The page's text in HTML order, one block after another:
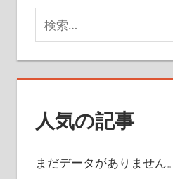
索
対
象:
人気の記事
まだデータがありません。